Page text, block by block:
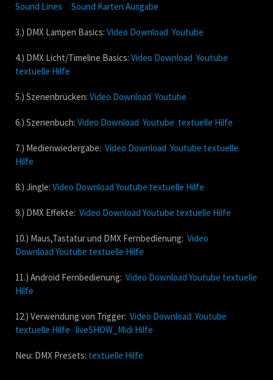
Sound Lines
Sound Karten Ausgabe
3.) DMX Lampen Basics: Video Download Youtube
4.) DMX Licht/Timeline Basics: Video Download Youtube
textuelle Hilfe
5.) Szenenbrücken: Video Download Youtube
6.) Szenenbuch: Video Download Youtube textuelle Hilfe
7.) Medienwiedergabe: Video Download Youtube textuelle
Hilfe
8.) Jingle: Video Download Youtube textuelle Hilfe
9.) DMX Effekte: Video Download Youtube textuelle Hilfe
10.) Maus,Tastatur und DMX Fernbedienung: Video
Download Youtube textuelle Hilfe
11.) Android Fernbedienung: Video Download Youtube textuelle
Hilfe
12.) Verwendung von Trigger: Video Download Youtube
textuelle Hilfe liveSHOW_Midi Hilfe
Neu: DMX Presets: textuelle Hilfe